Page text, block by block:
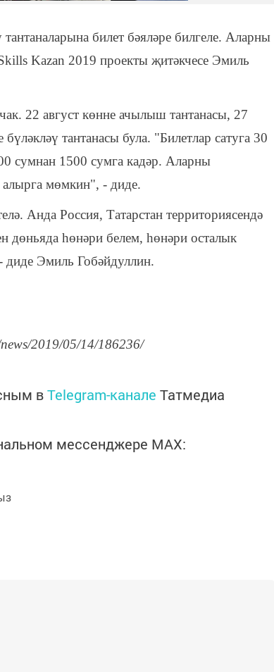
билет бәяләре билгеле. Аларны
Kazan 2019 проекты җитәкчесе Эмиль
22 август көнне ачылыш тантанасы, 27
тантанасы була. "Билетлар сатуга 30
сумнан 1500 сумга кадәр. Аларны
мөмкин", - диде.
Анда Россия, Татарстан территориясендә
дөньяда һөнәри белем, һөнәри осталык
диде Эмиль Гобәйдуллин.
2019/05/14/186236/
вTelegram-канале Татмедиа
мессенджере MАХ: